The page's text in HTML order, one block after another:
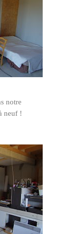
notre
neuf !